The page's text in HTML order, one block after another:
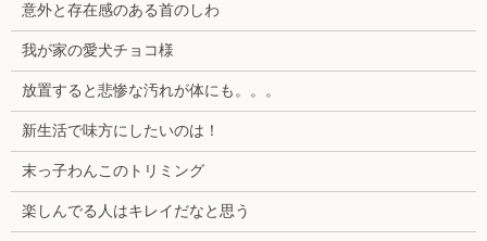
意外と存在感のある首のしわ
我が家の愛犬チョコ様
放置すると悲惨な汚れが体にも。。。
新生活で味方にしたいのは！
末っ子わんこのトリミング
楽しんでる人はキレイだなと思う